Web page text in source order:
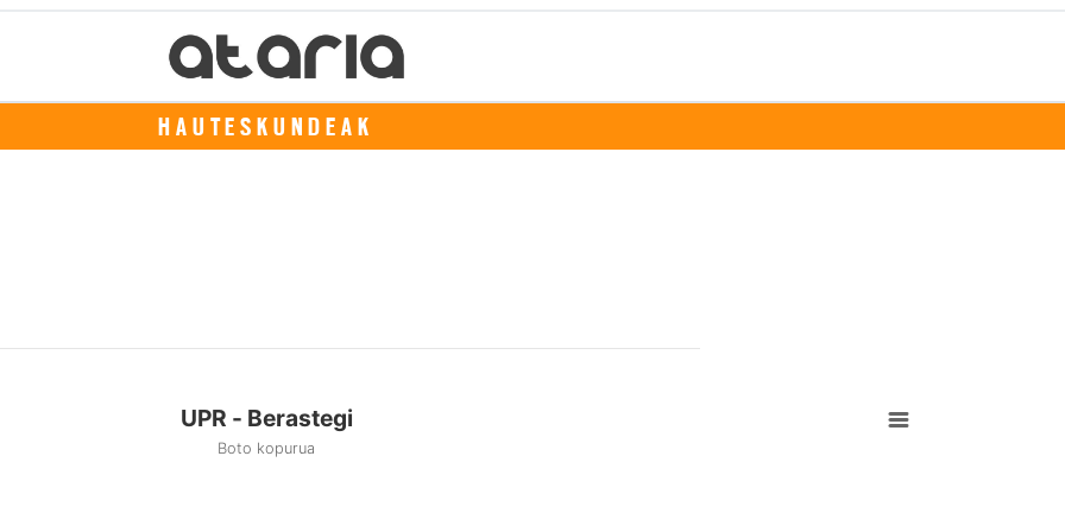
HAUTESKUNDEAK
UPR - Berastegi
Boto kopurua